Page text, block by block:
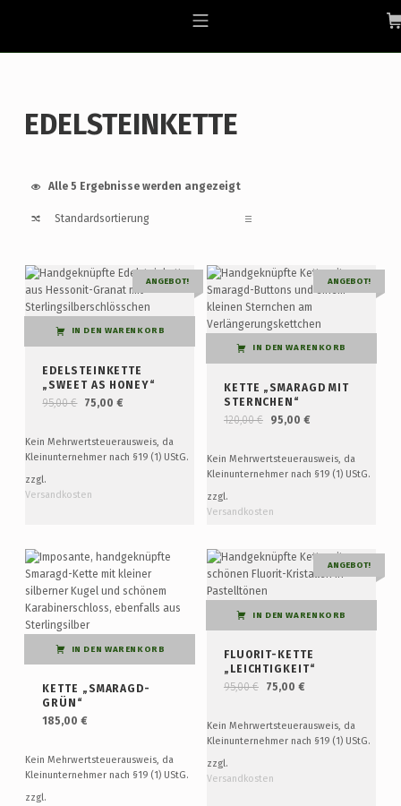
MOBILE MENU
EDELSTEINKETTE
Alle 5 Ergebnisse werden angezeigt
IN DEN WARENKORB
EDELSTEINKETTE
„SWEET AS HONEY“
ANGEBOT!
95,00€ Ursprünglicher Preis war: 95,00 €
75,00 €Aktueller Preis ist: 75,00 €.
Kein Mehrwertsteuerausweis, da
Kleinunternehmer nach §19 (1) UStG.
zzgl.
Versandkosten
IN DEN WARENKORB
KETTE „SMARAGD MIT
STERNCHEN“
ANGEBOT!
120,00€ Ursprünglicher Preis war: 120,00 €
95,00 €Aktueller Preis ist: 95,00 €.
Kein Mehrwertsteuerausweis, da
Kleinunternehmer nach §19 (1) UStG.
zzgl.
Versandkosten
IN DEN WARENKORB
KETTE „SMARAGD-
GRÜN“
185,00€
Kein Mehrwertsteuerausweis, da
Kleinunternehmer nach §19 (1) UStG.
zzgl.
IN DEN WARENKORB
FLUORIT-KETTE
„LEICHTIGKEIT“
ANGEBOT!
95,00€ Ursprünglicher Preis war: 95,00 €
75,00 €Aktueller Preis ist: 75,00 €.
Kein Mehrwertsteuerausweis, da
Kleinunternehmer nach §19 (1) UStG.
zzgl.
Versandkosten